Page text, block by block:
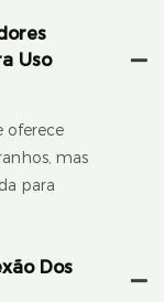
Uso
oferece
mas
para
Dos